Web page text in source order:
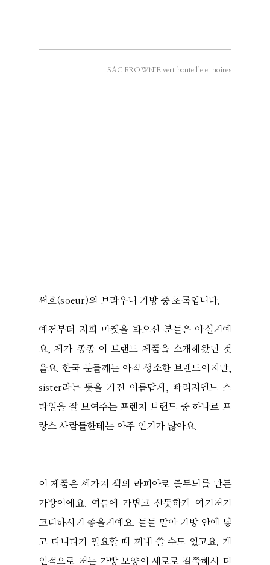
SAC BROWNIE vert bouteille et noires
써흐(soeur)의 브라우니 가방 중 초록입니다.
예전부터 저희 마켓을 봐오신 분들은 아실거예
요, 제가 종종 이 브랜드 제품을 소개해왔던 것
을요. 한국 분들께는 아직 생소한 브랜드이지만,
sister라는 뜻을 가진 이름답게, 빠리지엔느 스
타일을 잘 보여주는 프렌치 브랜드 중 하나로 프
랑스 사람들한테는 아주 인기가 많아요.
이 제품은 세가지 색의 라피아로 줄무늬를 만든
가방이에요. 여름에 가볍고 산뜻하게 여기저기
코디하시기 좋을거예요. 둘둘 말아 가방 안에 넣
고 다니다가 필요할 때 꺼내 쓸 수도 있고요. 개
인적으로 저는 가방 모양이 세로로 길쭉해서 더